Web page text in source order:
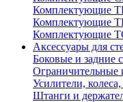
Комплектующие
Комплектующие
Комплектующие
Аксессуары для
Боковые и задние
Ограничительные
Усилители,
Штанги и